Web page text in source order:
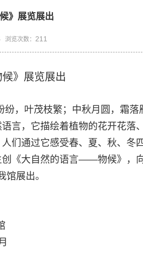
》展览展出
览次数： 211
》展览展出
，叶茂枝繁；中秋月圆，霜落
言，它描绘着植物的花开花落
们通过它感受春、夏、秋、冬
创《大自然的语言——物候》，
展出。